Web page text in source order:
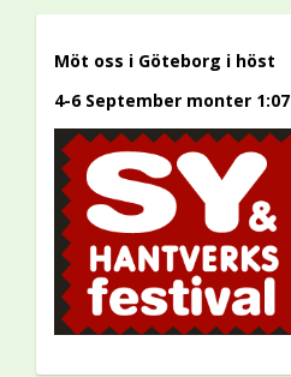
Möt oss i Göteborg i höst
4-6 September monter 1:07